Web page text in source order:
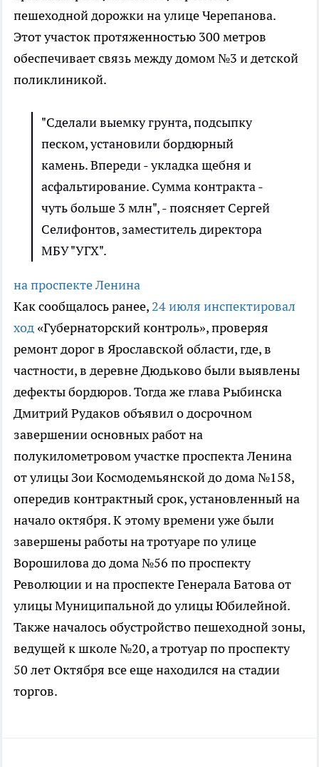
пешеходной дорожки на улице Черепанова.
Этот участок протяженностью 300 метров
обеспечивает связь между домом №3 и детской
поликлиникой.
"Сделали выемку грунта, подсыпку
песком, установили бордюрный
камень. Впереди - укладка щебня и
асфальтирование. Сумма контракта -
чуть больше 3 млн", - поясняет Сергей
Селифонтов, заместитель директора
МБУ "УГХ".
на проспекте Ленина
Как сообщалось ранее, 24 июля инспектировал
ход «Губернаторский контроль», проверяя
ремонт дорог в Ярославской области, где, в
частности, в деревне Дюдьково были выявлены
дефекты бордюров. Тогда же глава Рыбинска
Дмитрий Рудаков объявил о досрочном
завершении основных работ на
полукилометровом участке проспекта Ленина
от улицы Зои Космодемьянской до дома №158,
опередив контрактный срок, установленный на
начало октября. К этому времени уже были
завершены работы на тротуаре по улице
Ворошилова до дома №56 по проспекту
Революции и на проспекте Генерала Батова от
улицы Муниципальной до улицы Юбилейной.
Также началось обустройство пешеходной зоны,
ведущей к школе №20, а тротуар по проспекту
50 лет Октября все еще находился на стадии
торгов.